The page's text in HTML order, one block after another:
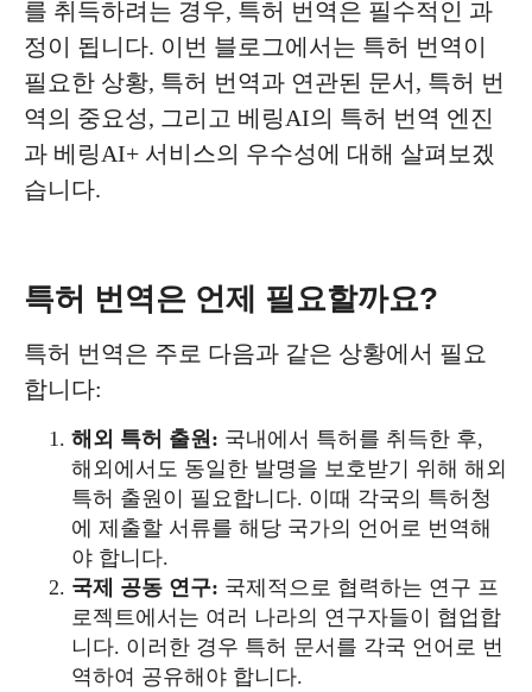
를 취득하려는 경우, 특허 번역은 필수적인 과
정이 됩니다. 이번 블로그에서는 특허 번역이
필요한 상황, 특허 번역과 연관된 문서, 특허 번
역의 중요성, 그리고 베링AI의 특허 번역 엔진
과 베링AI+ 서비스의 우수성에 대해 살펴보겠
습니다.
특허 번역은 언제 필요할까요?
특허 번역은 주로 다음과 같은 상황에서 필요
합니다:
해외 특허 출원: 국내에서 특허를 취득한 후,
해외에서도 동일한 발명을 보호받기 위해 해외
특허 출원이 필요합니다. 이때 각국의 특허청
에 제출할 서류를 해당 국가의 언어로 번역해
야 합니다.
국제 공동 연구: 국제적으로 협력하는 연구 프
로젝트에서는 여러 나라의 연구자들이 협업합
니다. 이러한 경우 특허 문서를 각국 언어로 번
역하여 공유해야 합니다.